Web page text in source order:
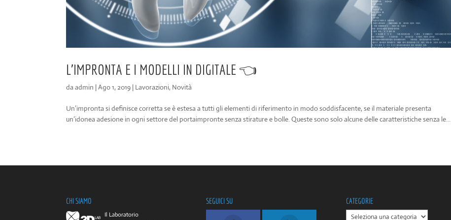
L’IMPRONTA E I MODELLI IN DIGITALE 👈
daadmin |Ago 1, 2019 | Lavorazioni, Novità
Un’impronta si definisce corretta se è estesa a tutti gli elementi di riferimento in modo soddisfacente, se il materiale presenta
un’idonea adesione in ogni settore del portaimpronte senza stirature e bolle. Queste sono solo alcune delle caratteristiche senza le...
CHI SIAMO
Il Laboratorio
SEGUICI SU CATEGORIE
CATEGORIE